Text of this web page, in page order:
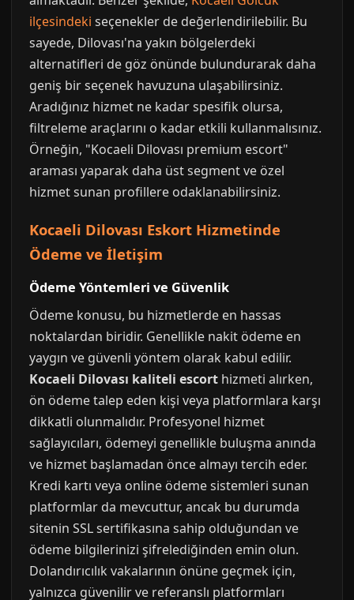
ilçesindeki seçenekler de değerlendirilebilir. Bu
sayede, Dilovası'na yakın bölgelerdeki
alternatifleri de göz önünde bulundurarak daha
geniş bir seçenek havuzuna ulaşabilirsiniz.
Aradığınız hizmet ne kadar spesifik olursa,
filtreleme araçlarını o kadar etkili kullanmalısınız.
Örneğin, "Kocaeli Dilovası premium escort"
araması yaparak daha üst segment ve özel
hizmet sunan profillere odaklanabilirsiniz.
Kocaeli Dilovası Eskort Hizmetinde
Ödeme ve İletişim
Ödeme Yöntemleri ve Güvenlik
Ödeme konusu, bu hizmetlerde en hassas
noktalardan biridir. Genellikle nakit ödeme en
yaygın ve güvenli yöntem olarak kabul edilir.
Kocaeli Dilovası kaliteli escort hizmeti alırken,
ön ödeme talep eden kişi veya platformlara karşı
dikkatli olunmalıdır. Profesyonel hizmet
sağlayıcıları, ödemeyi genellikle buluşma anında
ve hizmet başlamadan önce almayı tercih eder.
Kredi kartı veya online ödeme sistemleri sunan
platformlar da mevcuttur, ancak bu durumda
sitenin SSL sertifikasına sahip olduğundan ve
ödeme bilgilerinizi şifrelediğinden emin olun.
Dolandırıcılık vakalarının önüne geçmek için,
yalnızca güvenilir ve referanslı platformları